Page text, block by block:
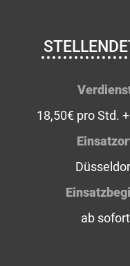
18,50€ pro Std.
ab sofort